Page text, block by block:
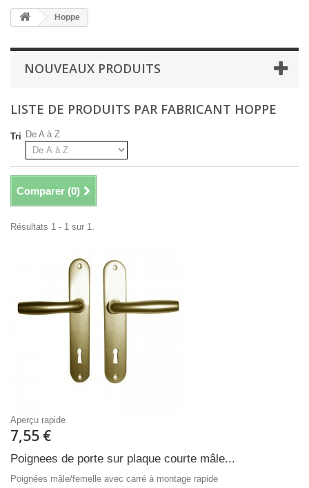
Hoppe
NOUVEAUX PRODUITS
LISTE DE PRODUITS PAR FABRICANT HOPPE
Tri De A à Z
Comparer (0)
Résultats 1 - 1 sur 1.
Aperçu rapide
7,55 €
Poignees de porte sur plaque courte mâle...
Poignées mâle/femelle avec carré à montage rapide